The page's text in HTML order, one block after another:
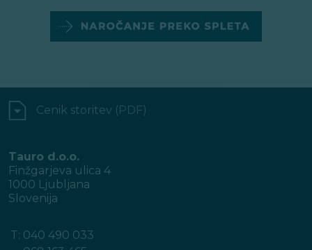
Cenik storitev (PDF)
Tauro d.o.o.
Finžgarjeva ulica 4
1000 Ljubljana
Slovenija
T: 040 490 033